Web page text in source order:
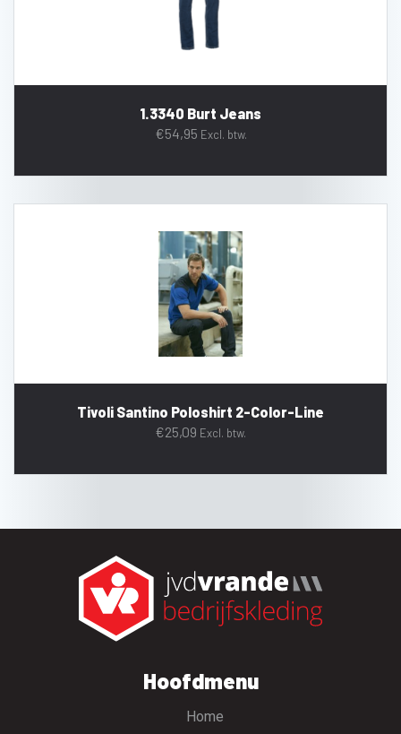
1.3340 Burt Jeans
€54,95 Excl. btw.
Tivoli Santino Poloshirt 2-Color-Line
€25,09 Excl. btw.
Hoofdmenu
Home